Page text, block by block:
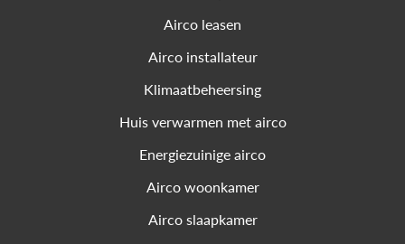
Airco leasen
Airco installateur
Klimaatbeheersing
Huis verwarmen met airco
Energiezuinige airco
Airco woonkamer
Airco slaapkamer